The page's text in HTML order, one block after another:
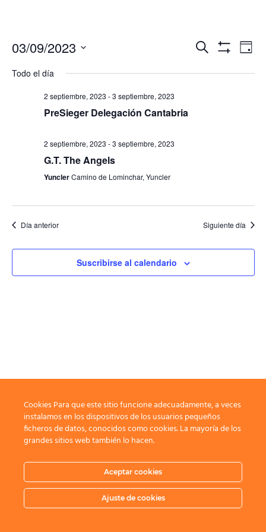
búsqueda
Buscar
de
Día
03/09/2023
fecha.
Todo el día
2 septiembre, 2023 -3 septiembre, 2023
PreSieger Delegación Cantabria
2 septiembre, 2023 -3 septiembre, 2023
G.T. The Angels
YunclerCamino de Lominchar, Yuncler
Día anterior Siguiente día
Suscribirse al calendario
Cookies Para que este sitio funcione adecuadamente, a veces
instalamos en los dispositivos de los usuarios pequeños
ficheros de datos, conocidos como cookies. La mayoría de los
grandes sitios web también lo hacen.
Aceptar cookies
Ajuste de cookies